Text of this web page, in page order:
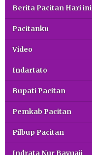
Berita Pacitan Hari ini
Pacitanku
Video
Indartato
Bupati Pacitan
Pemkab Pacitan
Pilbup Pacitan
Indrata Nur Bayuaji